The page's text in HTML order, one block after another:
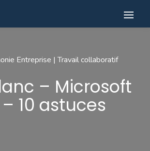
Entreprise |Travail collaboratif
– Microsoft
10 astuces